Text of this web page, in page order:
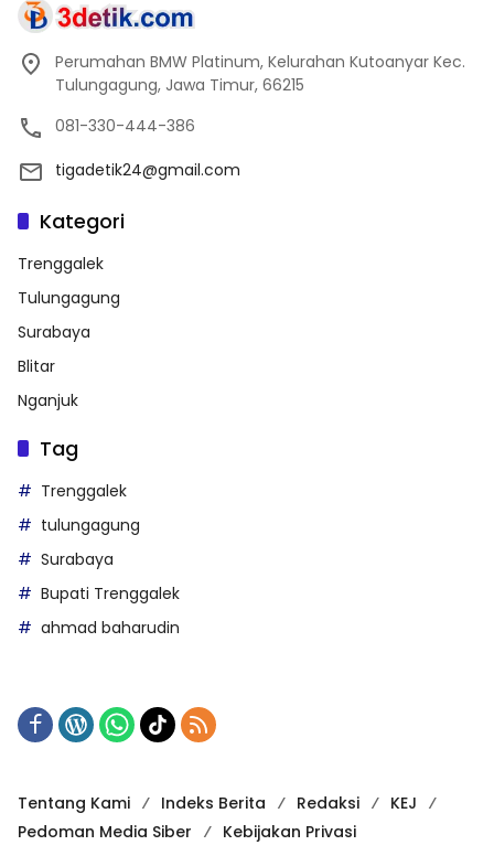
Perumahan BMW Platinum, Kelurahan Kutoanyar Kec.
Tulungagung, Jawa Timur, 66215
081-330-444-386
tigadetik24@gmail.com
Kategori
Trenggalek
Tulungagung
Surabaya
Blitar
Nganjuk
Tag
Trenggalek
tulungagung
Surabaya
Bupati Trenggalek
ahmad baharudin
Tentang Kami Indeks Berita Redaksi
KEJ
Pedoman Media Siber
Kebijakan Privasi